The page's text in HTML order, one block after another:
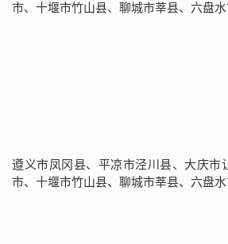
市、十堰市竹山县、聊城市莘县、六盘
遵义市凤冈县、平凉市泾川县、大庆市
市、十堰市竹山县、聊城市莘县、六盘